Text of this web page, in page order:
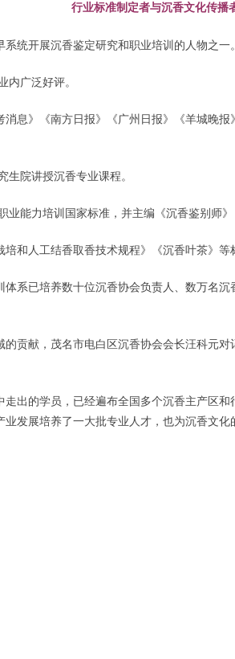
行业标准制定者与沉香文化传播
统开展沉香鉴定研究和职业培训的人物之一。
广泛好评。
息》《南方日报》《广州日报》《羊城晚
院讲授沉香专业课程。
能力培训国家标准，并主编《沉香鉴别师》
和人工结香取香技术规程》《沉香叶茶》等
系已培养数十位沉香协会负责人、数万名
贡献，茂名市电白区沉香协会会长汪科元
出的学员，已经遍布全国多个沉香主产区和
发展培养了一大批专业人才，也为沉香文化